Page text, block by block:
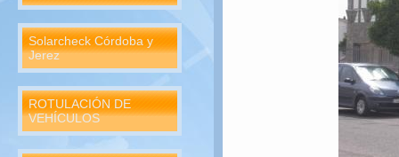
Solarcheck Córdoba y
Jerez
ROTULACIÓN DE
VEHÍCULOS